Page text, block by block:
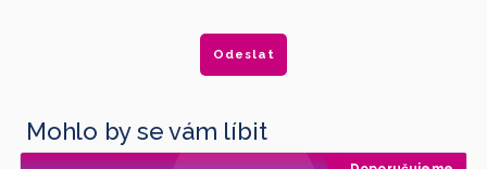
Mohlo by se vám líbit